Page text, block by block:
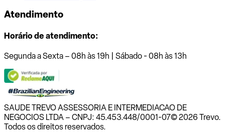
Atendimento
Horário de atendimento:
Segunda a Sexta – 08h às 19h | Sábado - 08h às 13h
SAUDE TREVO ASSESSORIA E INTERMEDIACAO DE
NEGOCIOS LTDA – CNPJ: 45.453.448/0001-07© 2026 Trevo.
Todos os direitos reservados.